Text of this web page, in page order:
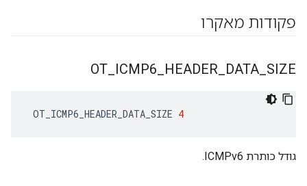
פקודות מאקרו
OT ICMP6 HEADER DATA SIZE
OT_ICMP6_HEADER_DATA_SIZE 4
גודל כותרת ICMPv6.